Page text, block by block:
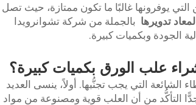
يوفرونها غالبًا ما تكون ممتازة، حيث تصل
تدويرها بالجملة من شركة تشوانرويدا
الجودة وبكميات كبيرة.
علب الورق بكميات كبيرة؟
التي يجب تجنُّبها. أولاً، ينسى العديد
التأكُّد من أن العلب قوية ومصنوعة من مواد